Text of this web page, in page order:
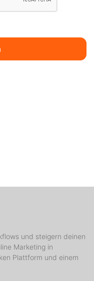
und steigern deinen
Marketing in
Plattform und einem